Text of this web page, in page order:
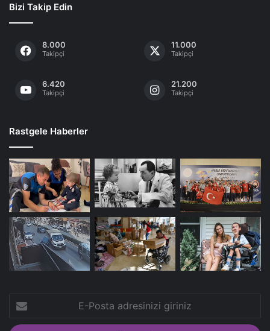
Bizi Takip Edin
8.000
Takipçi
11.000
Takipçi
6.420
Takipçi
21.200
Takipçi
Rastgele Haberler
E-
Posta
adresinizi